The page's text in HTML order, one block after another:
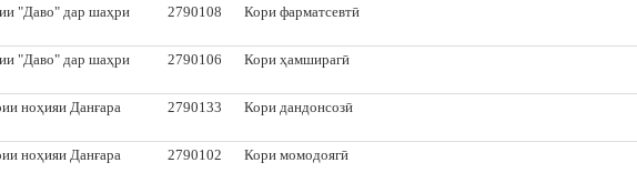
"Даво" дар шаҳри
2790108 Кори фарматсевтӣ
"Даво" дар шаҳри
2790106 Кори ҳамширагӣ
ноҳияи Данғара
2790133 Кори дандонсозӣ
ноҳияи Данғара
2790102 Кори момодоягӣ